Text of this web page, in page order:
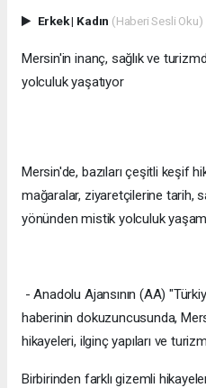
Erkek| Kadın (Haberi Sesli Oku)
Mersin'in inanç, sağlık ve
yolculuk yaşatıyor
Mersin'de, bazıları çeşitli keşif
mağaralar, ziyaretçilerine tarih,
yönünden mistik yolculuk
- Anadolu Ajansının (AA)
haberinin dokuzuncusunda,
hikayeleri, ilginç yapıları ve
Birbirinden farklı gizemli